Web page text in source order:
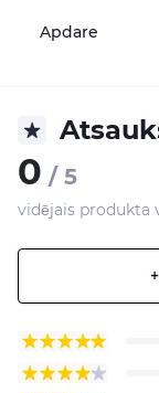
Apdare
0 / 5
vidējais produkta